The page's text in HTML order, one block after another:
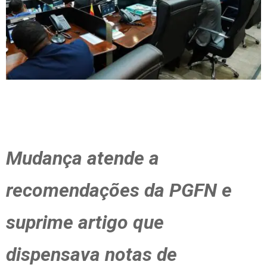
Mudança atende a
recomendações da PGFN e
suprime artigo que
dispensava notas de